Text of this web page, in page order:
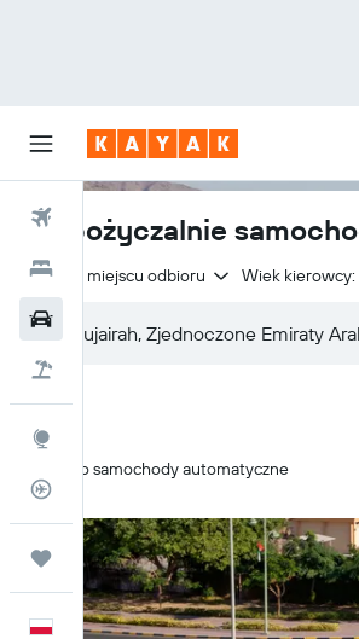
Loty
Hotele
Trips
Polski
Wypożyczalnie
Zwrot w miejscu odbioru Wiek kierowcy:
Tylko samochody automatyczne